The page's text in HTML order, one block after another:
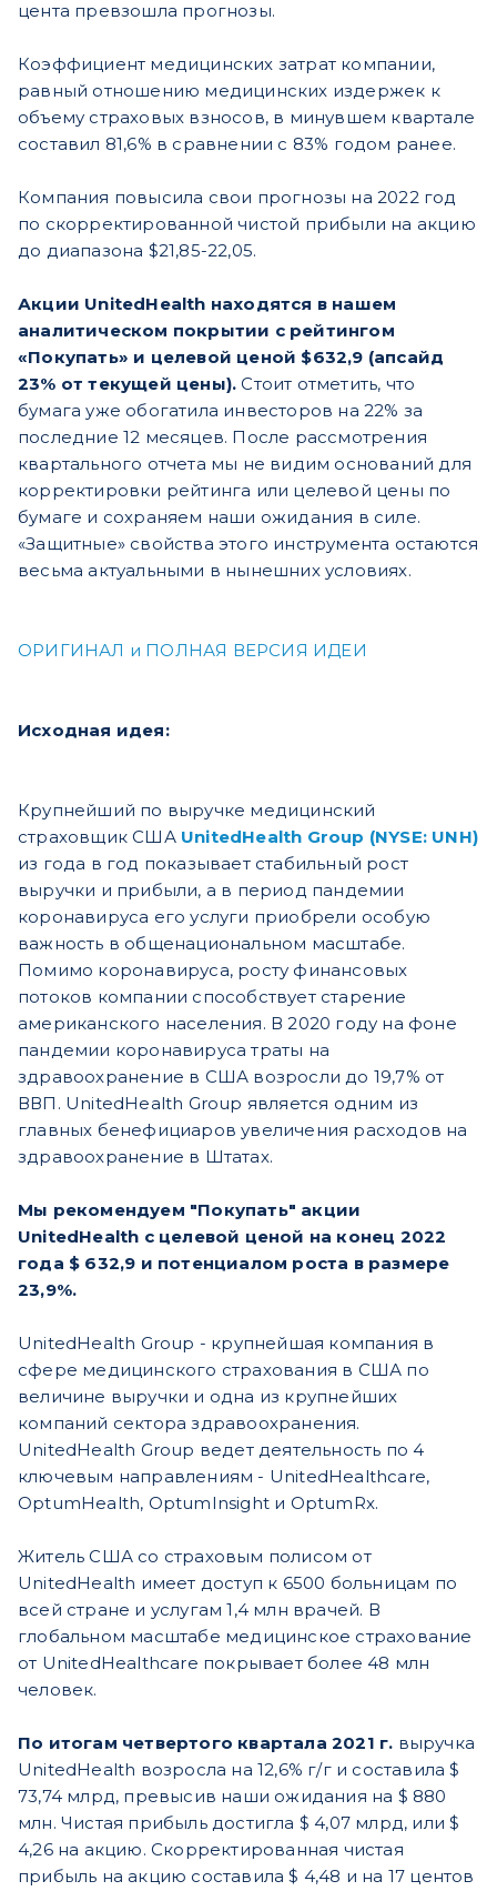
цента превзошла прогнозы.
Коэффициент медицинских затрат компании,
равный отношению медицинских издержек к
объему страховых взносов, в минувшем квартале
составил 81,6% в сравнении с 83% годом ранее.
Компания повысила свои прогнозы на 2022 год
по скорректированной чистой прибыли на акцию
до диапазона $21,85-22,05.
Акции UnitedHealth находятся в нашем
аналитическом покрытии с рейтингом
«Покупать» и целевой ценой $632,9 (апсайд
23% от текущей цены). Стоит отметить, что
бумага уже обогатила инвесторов на 22% за
последние 12 месяцев. После рассмотрения
квартального отчета мы не видим оснований для
корректировки рейтинга или целевой цены по
бумаге и сохраняем наши ожидания в силе.
«Защитные» свойства этого инструмента остаются
весьма актуальными в нынешних условиях.
ОРИГИНАЛ и ПОЛНАЯ ВЕРСИЯ ИДЕИ
Исходная идея:
Крупнейший по выручке медицинский
страховщик США UnitedHealth Group (NYSE: UNH)
из года в год показывает стабильный рост
выручки и прибыли, а в период пандемии
коронавируса его услуги приобрели особую
важность в общенациональном масштабе.
Помимо коронавируса, росту финансовых
потоков компании способствует старение
американского населения. В 2020 году на фоне
пандемии коронавируса траты на
здравоохранение в США возросли до 19,7% от
ВВП. UnitedHealth Group является одним из
главных бенефициаров увеличения расходов на
здравоохранение в Штатах.
Мы рекомендуем "Покупать" акции
UnitedHealth с целевой ценой на конец 2022
года $ 632,9 и потенциалом роста в размере
23,9%.
UnitedHealth Group - крупнейшая компания в
сфере медицинского страхования в США по
величине выручки и одна из крупнейших
компаний сектора здравоохранения.
UnitedHealth Group ведет деятельность по 4
ключевым направлениям - UnitedHealthcare,
OptumHealth, OptumInsight и OptumRx.
Житель США со страховым полисом от
UnitedHealth имеет доступ к 6500 больницам по
всей стране и услугам 1,4 млн врачей. В
глобальном масштабе медицинское страхование
от UnitedHealthcare покрывает более 48 млн
человек.
По итогам четвертого квартала 2021 г. выручка
UnitedHealth возросла на 12,6% г/г и составила $
73,74 млрд, превысив наши ожидания на $ 880
млн. Чистая прибыль достигла $ 4,07 млрд, или $
4,26 на акцию. Скорректированная чистая
прибыль на акцию составила $ 4,48 и на 17 центов